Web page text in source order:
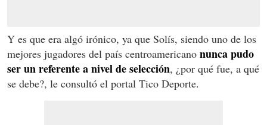
Y es que era algó irónico, ya que Solís, siendo uno de los
mejores jugadores del país centroamericano nunca pudo
ser un referente a nivel de selección, ¿por qué fue, a qué
se debe?, le consultó el portal Tico Deporte.